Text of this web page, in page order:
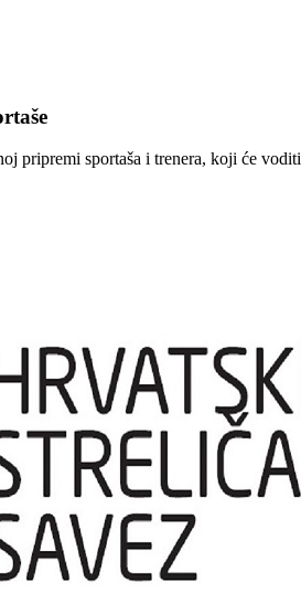
pripremi sportaša i trenera, koji će